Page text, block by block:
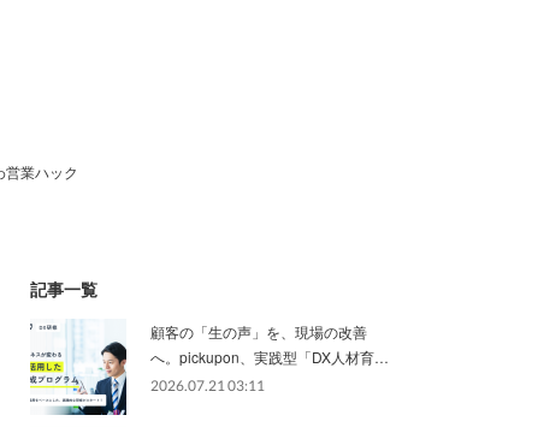
営業ハック
記事一覧
顧客の「生の声」を、現場の改善
へ。pickupon、実践型「DX人材育…
2026.07.21 03:11